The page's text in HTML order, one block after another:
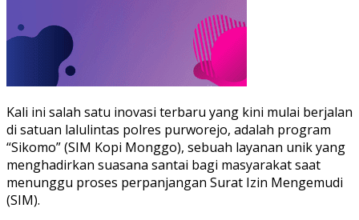
Kali ini salah satu inovasi terbaru yang kini mulai berjalan
di satuan lalulintas polres purworejo, adalah program
“Sikomo” (SIM Kopi Monggo), sebuah layanan unik yang
menghadirkan suasana santai bagi masyarakat saat
menunggu proses perpanjangan Surat Izin Mengemudi
(SIM).